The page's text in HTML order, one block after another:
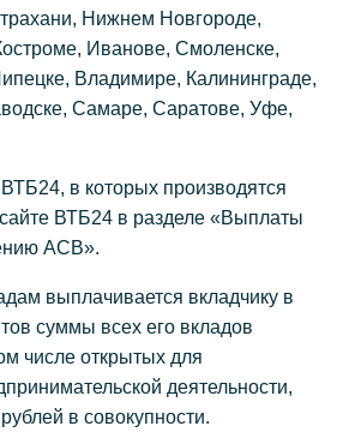
Нижнем Новгороде,
Иванове, Смоленске,
Владимире, Калининграде,
Самаре, Саратове, Уфе,
в которых производятся
ВТБ24 в разделе «Выплаты
АСВ».
выплачивается вкладчику в
суммы всех его вкладов
числе открытых для
деятельности,
в совокупности.